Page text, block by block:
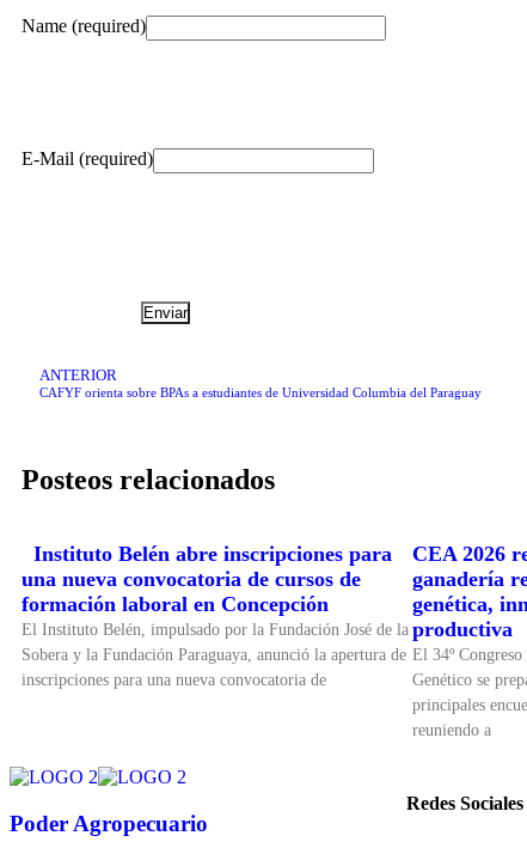
Name (required)
E-Mail (required)
ANTERIOR
CAFYF orienta sobre BPAs a estudiantes de Universidad Columbia del Paraguay
Posteos relacionados
Instituto Belén abre inscripciones para
una nueva convocatoria de cursos de
formación laboral en Concepción
El Instituto Belén, impulsado por la Fundación José de la
Sobera y la Fundación Paraguaya, anunció la apertura de
inscripciones para una nueva convocatoria de
CEA 2026
ganadería
genética,
productiva
El 34º
Genético se
principales
reuniendo a
Poder Agropecuario
Redes Sociales